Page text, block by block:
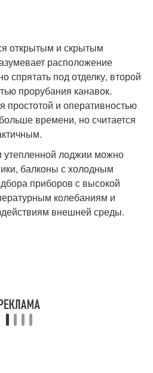
открытым и скрытым
расположение
спрятать под отделку, второй
прорубания канавок.
простотой и оперативностью
времени, но считается
утепленной лоджии можно
балконы с холодным
приборов с высокой
колебаниям и
внешней среды.